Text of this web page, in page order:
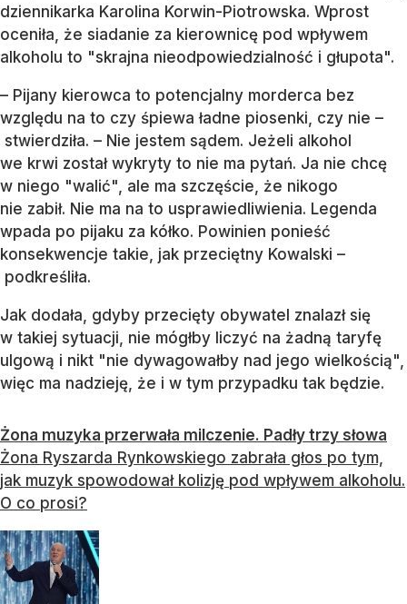
dziennikarka Karolina Korwin-Piotrowska. Wprost
oceniła, że siadanie za kierownicę pod wpływem
alkoholu to "skrajna nieodpowiedzialność i głupota".
– Pijany kierowca to potencjalny morderca bez
względu na to czy śpiewa ładne piosenki, czy nie –
stwierdziła. – Nie jestem sądem. Jeżeli alkohol
we krwi został wykryty to nie ma pytań. Ja nie chcę
w niego "walić", ale ma szczęście, że nikogo
nie zabił. Nie ma na to usprawiedliwienia. Legenda
wpada po pijaku za kółko. Powinien ponieść
konsekwencje takie, jak przeciętny Kowalski –
podkreśliła.
Jak dodała, gdyby przecięty obywatel znalazł się
w takiej sytuacji, nie mógłby liczyć na żadną taryfę
ulgową i nikt "nie dywagowałby nad jego wielkością",
więc ma nadzieję, że i w tym przypadku tak będzie.
Żona muzyka przerwała milczenie. Padły trzy słowa
Żona Ryszarda Rynkowskiego zabrała głos po tym,
jak muzyk spowodował kolizję pod wpływem alkoholu.
O co prosi?